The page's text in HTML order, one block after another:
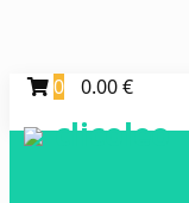
0 0.00 €
clicoleo